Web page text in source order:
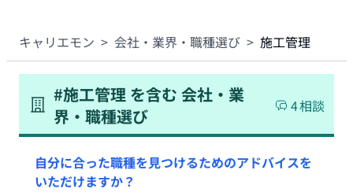
キャリエモン > 会社・業界・職種選び > 施工管理
#施工管理 を含む 会社・業
界・職種選び
4相談
自分に合った職種を見つけるためのアドバイスを
いただけますか？